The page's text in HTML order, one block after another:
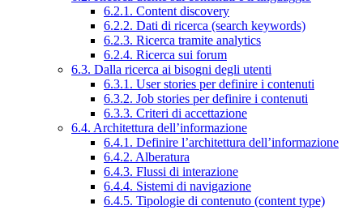
6.2.1. Content discovery
6.2.2. Dati di ricerca (search keywords)
6.2.3. Ricerca tramite analytics
6.2.4. Ricerca sui forum
6.3. Dalla ricerca ai bisogni degli utenti
6.3.1. User stories per definire i contenuti
6.3.2. Job stories per definire i contenuti
6.3.3. Criteri di accettazione
6.4. Architettura dell’informazione
6.4.1. Definire l’architettura dell’informazione
6.4.2. Alberatura
6.4.3. Flussi di interazione
6.4.4. Sistemi di navigazione
6.4.5. Tipologie di contenuto (content type)